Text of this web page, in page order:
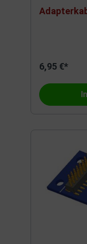
6,95 €*